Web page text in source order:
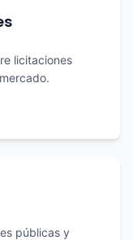
licitaciones
públicas y